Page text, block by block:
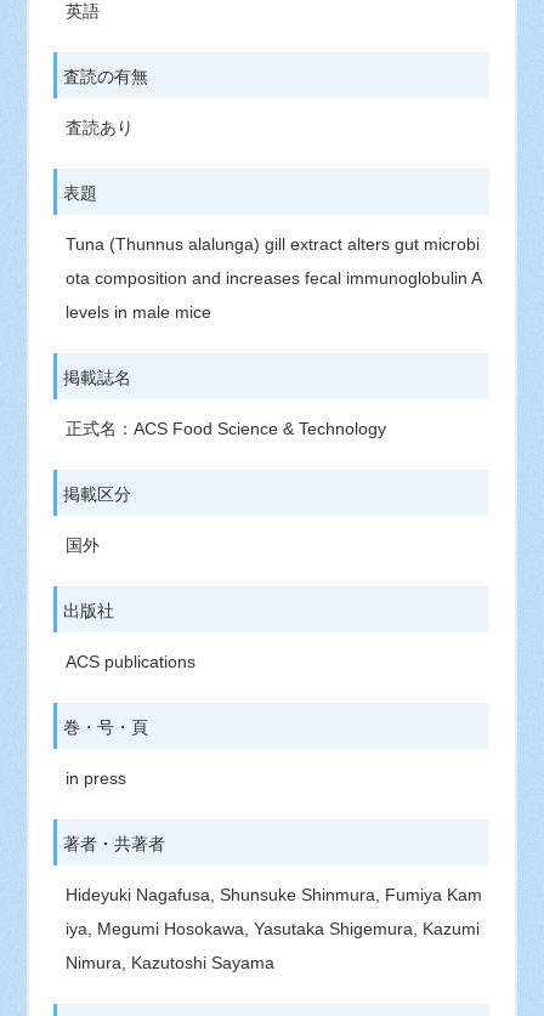
英語
査読の有無
査読あり
表題
Tuna (Thunnus alalunga) gill extract alters gut microbi
ota composition and increases fecal immunoglobulin A
levels in male mice
掲載誌名
正式名：ACS Food Science & Technology
掲載区分
国外
出版社
ACS publications
巻・号・頁
in press
著者・共著者
Hideyuki Nagafusa, Shunsuke Shinmura, Fumiya Kam
iya, Megumi Hosokawa, Yasutaka Shigemura, Kazumi
Nimura, Kazutoshi Sayama